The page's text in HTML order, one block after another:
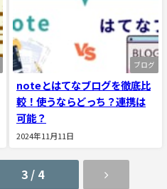
ブログ
noteとはてなブログを徹底比
較！使うならどっち？連携は
可能？
2024年11月11日
3 / 4